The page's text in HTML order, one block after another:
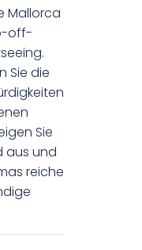
Mallorca
off-
Sie die
Sie
aus und
reiche